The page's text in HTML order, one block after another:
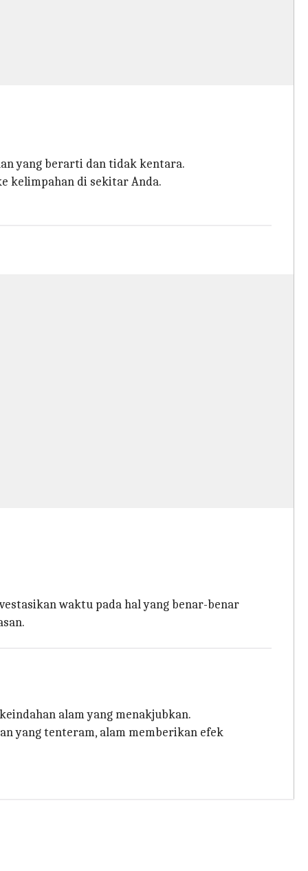
yang berarti dan tidak kentara.
kelimpahan di sekitar Anda.
waktu pada hal yang benar-benar
alam yang menakjubkan.
yang tenteram, alam memberikan efek